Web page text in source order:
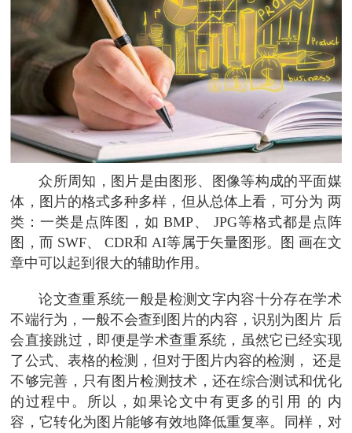
众所周知，图片是由图形、图像等构成的平面媒
体，图片的格式多种多样，但从总体上看，可分为 两
类：一类是点阵图，如 BMP、 JPG等格式都是点阵
图，而 SWF、 CDR和 AI等属于矢量图形。图 画在文
章中可以起到很大的辅助作用。
论文查重系统一般是检测文字内容十分存在学术
不端行为，一般不会查到图片的内容，识别为图片 后
会直接跳过，即便是学术查重系统，虽然它已经实现
了公式、表格的检测，但对于图片内容的检测， 还是
不够完善，只有图片检测技术，还在综合测试和优化
的过程中。所以，如果论文中有更多的引用 的 内
容，它转化为图片能够有效地降低重复率。同样，对